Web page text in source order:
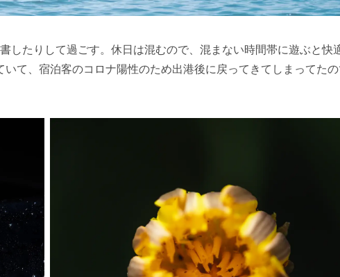
たりして過ごす。休日は混むので、混まない時間帯に遊ぶと快
て、宿泊客のコロナ陽性のため出港後に戻ってきてしまってた